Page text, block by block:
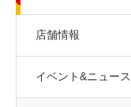
店舗情報
イベント&ニュース